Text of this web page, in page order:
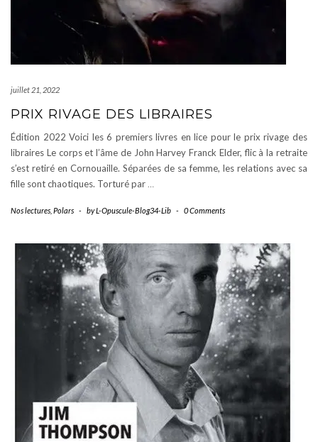
juillet 21, 2022
PRIX RIVAGE DES LIBRAIRES
Édition 2022 Voici les 6 premiers livres en lice pour le prix rivage des
libraires Le corps et l’âme de John Harvey Franck Elder, flic à la retraite
s’est retiré en Cornouaille. Séparées de sa femme, les relations avec sa
fille sont chaotiques. Torturé par …
Nos lectures Polars - byL-Opuscule-Blog34-Lib - 0 Comments